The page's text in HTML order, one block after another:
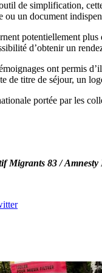
de simplification,
un document
potentiellement
d’obtenir un
ont permis
de titre de séjour, un
portée par les
Migrants 83 /